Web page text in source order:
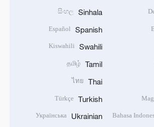
Bahasa
Sinhala
සිංහල
Spanish
Español
Swahili
Kiswahili
Tamil
தமிழ்
Thai
ไทย
Turkish
Türkçe
Ukrainian
Українська